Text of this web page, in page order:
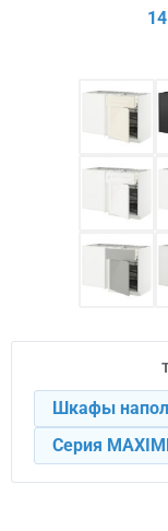
Шкафы
Серия